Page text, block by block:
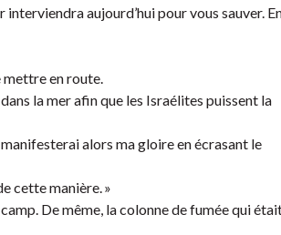
aujourd’hui pour vous sauver.
mettre en route.
la mer afin que les Israélites puissent la
alors ma gloire en écrasant le
cette manière. »
De même, la colonne de fumée qui